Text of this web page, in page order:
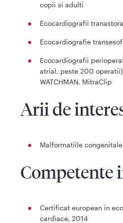
copii si adulti
Ecocardiografii
Ecocardiografie
Ecocardiografii
atrial, peste 200
WATCHMAN, MitraClip
Arii de
Malformatiile
Competente
Certificat european in
cardiace, 2014